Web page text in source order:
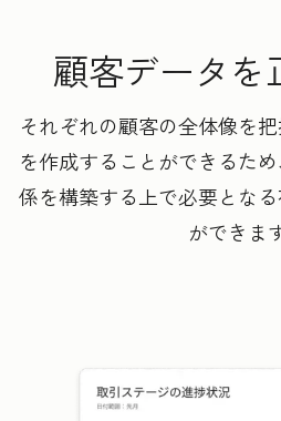
顧客データを
それぞれの顧客の全体像を
を作成することができるた
係を構築する上で必要とな
ができま